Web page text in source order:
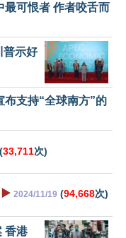
最可恨者 作者咬舌而
普示好
布支持“全球南方”的
(33,711次)
▶️ 2024/11/19 (94,668次)
香港